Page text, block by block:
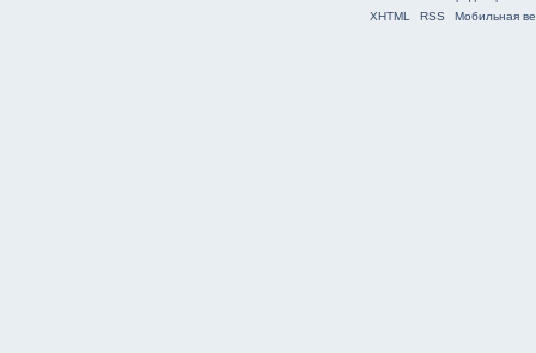
XHTML
RSS Мобильная